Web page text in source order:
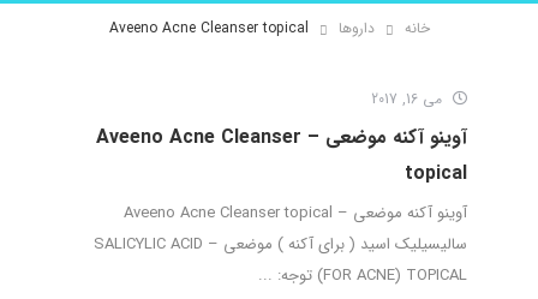
خانه داروها Aveeno Acne Cleanser topical
می 16, 2017
آوینو آکنه موضعی – Aveeno Acne Cleanser
topical
آوینو آکنه موضعی – Aveeno Acne Cleanser topical
سالیسیلیک اسید ( برای آکنه ) موضعی – SALICYLIC ACID
(FOR ACNE) TOPICAL توجه: ...